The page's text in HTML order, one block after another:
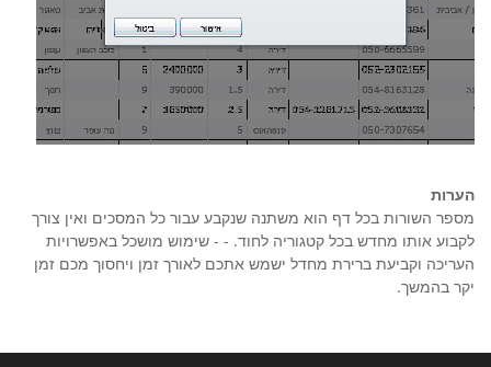
הערות
מספר השורות בכל דף הוא משתנה שנקבע עבור כל המסכים ואין צורך
לקבוע אותו מחדש בכל קטגוריה לחוד. - - שימוש מושכל באפשרויות
העריכה וקביעת ברירת מחדל ישמש אתכם לאורך זמן ויחסוך מכם זמן
יקר בהמשך.